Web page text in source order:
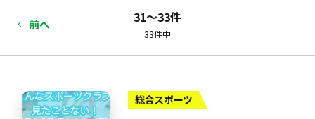
31〜33件
33件中
前へ
総合スポーツ